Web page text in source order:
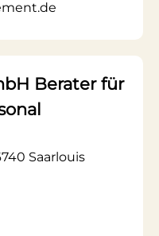
Berater für
Saarlouis